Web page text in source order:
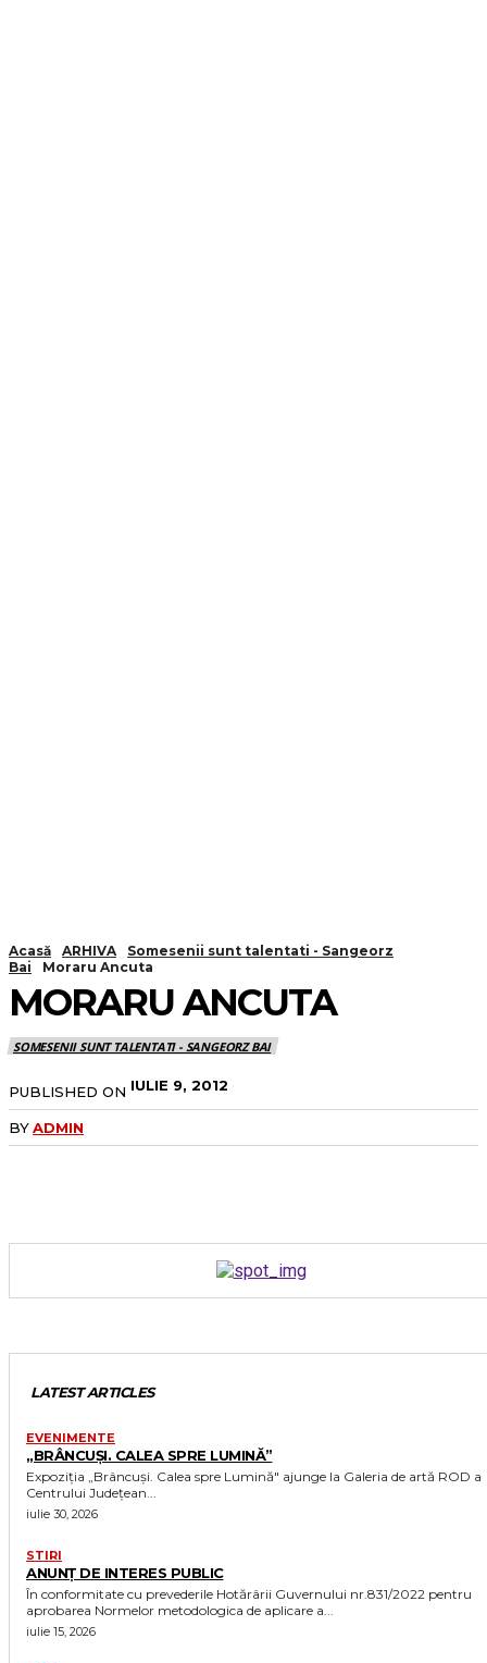
Acasă ARHIVA
Somesenii sunt talentati - Sangeorz
Bai
Moraru Ancuta
MORARU ANCUTA
SOMESENII SUNT TALENTATI - SANGEORZ BAI
PUBLISHED ON IULIE 9, 2012
BYADMIN
LATEST ARTICLES
EVENIMENTE
„BRÂNCUȘI. CALEA SPRE LUMINĂ”
Expoziția „Brâncuși. Calea spre Lumină" ajunge la Galeria de artă ROD a
Centrului Județean...
iulie 30, 2026
STIRI
ANUNȚ DE INTERES PUBLIC
În conformitate cu prevederile Hotărârii Guvernului nr.831/2022 pentru
aprobarea Normelor metodologica de aplicare a...
iulie 15, 2026